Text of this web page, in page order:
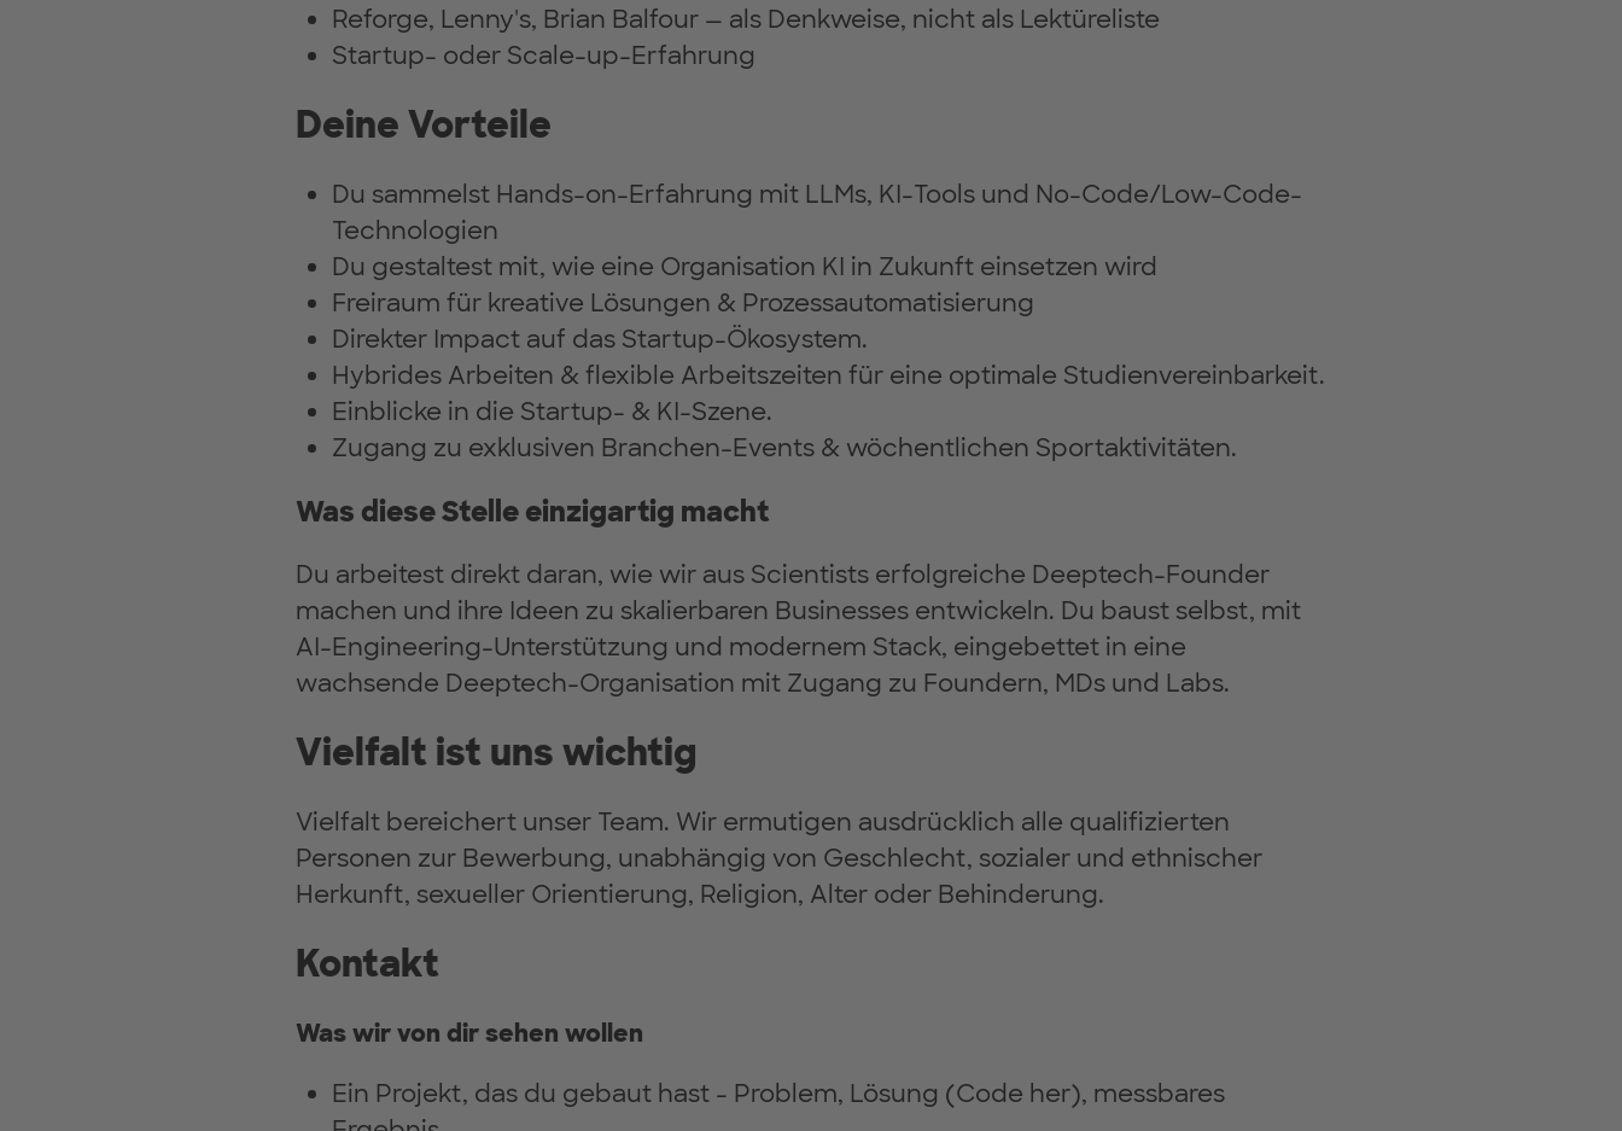
Reforge, Lenny's, Brian Balfour — als Denkweise, nicht als Lektüreliste
Startup- oder Scale-up-Erfahrung
Deine Vorteile
Du sammelst Hands-on-Erfahrung mit LLMs, KI-Tools und No-Code/Low-Code-
Technologien
Du gestaltest mit, wie eine Organisation KI in Zukunft einsetzen wird
Freiraum für kreative Lösungen & Prozessautomatisierung
Direkter Impact auf das Startup-Ökosystem.
Hybrides Arbeiten & flexible Arbeitszeiten für eine optimale Studienvereinbarkeit.
Einblicke in die Startup- & KI-Szene.
Zugang zu exklusiven Branchen-Events & wöchentlichen Sportaktivitäten.
Was diese Stelle einzigartig macht
Du arbeitest direkt daran, wie wir aus Scientists erfolgreiche Deeptech-Founder
machen und ihre Ideen zu skalierbaren Businesses entwickeln. Du baust selbst, mit
AI-Engineering-Unterstützung und modernem Stack, eingebettet in eine
wachsende Deeptech-Organisation mit Zugang zu Foundern, MDs und Labs.
Vielfalt ist uns wichtig
Vielfalt bereichert unser Team. Wir ermutigen ausdrücklich alle qualifizierten
Personen zur Bewerbung, unabhängig von Geschlecht, sozialer und ethnischer
Herkunft, sexueller Orientierung, Religion, Alter oder Behinderung.
Kontakt
Was wir von dir sehen wollen
Ein Projekt, das du gebaut hast - Problem, Lösung (Code her), messbares